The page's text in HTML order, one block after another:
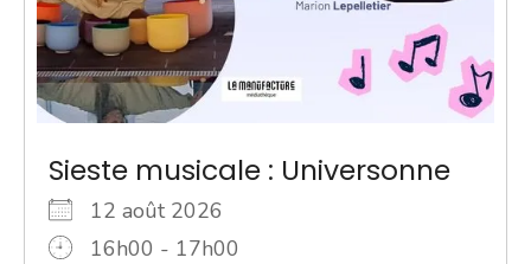
Sieste musicale : Universonne
12 août 2026
16h00 - 17h00